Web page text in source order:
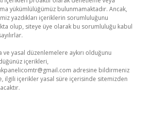
yükümlülüğümüz bulunmamaktadır. Ancak,
yazdıkları içeriklerin sorumluluğunu
olup, siteye üye olarak bu sorumluluğu kabul
ve yasal düzenlemelere aykırı olduğunu
içerikleri,
adresine bildirmeniz
ilgili içerikler yasal süre içerisinde sitemizden